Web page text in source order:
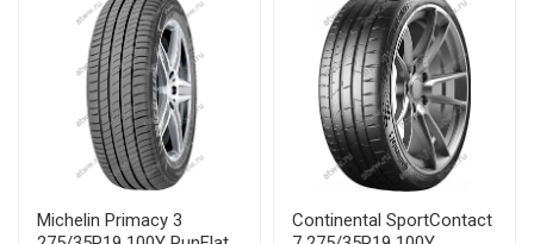
Michelin Primacy 3
Continental SportContact